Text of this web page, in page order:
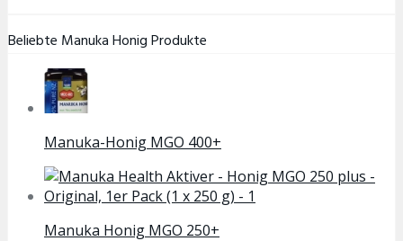
Beliebte Manuka Honig Produkte
Manuka-Honig MGO 400+
Manuka Honig MGO 250+